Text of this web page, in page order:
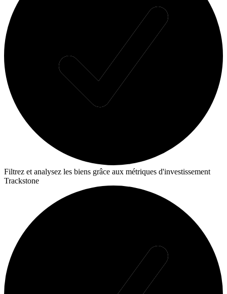
Filtrez et analysez les biens grâce aux métriques d'investissement
Trackstone